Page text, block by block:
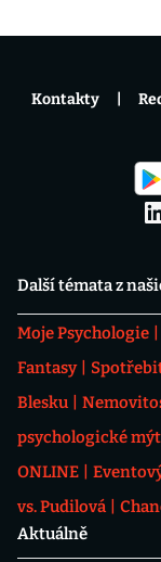
Další témata z
Moje Psychologie
Fantasy
Blesku
psychologické
ONLINE
vs. Pudilová
Aktuálně
Kontakty